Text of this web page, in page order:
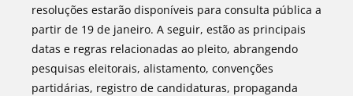
resoluções estarão disponíveis para consulta pública a
partir de 19 de janeiro. A seguir, estão as principais
datas e regras relacionadas ao pleito, abrangendo
pesquisas eleitorais, alistamento, convenções
partidárias, registro de candidaturas, propaganda